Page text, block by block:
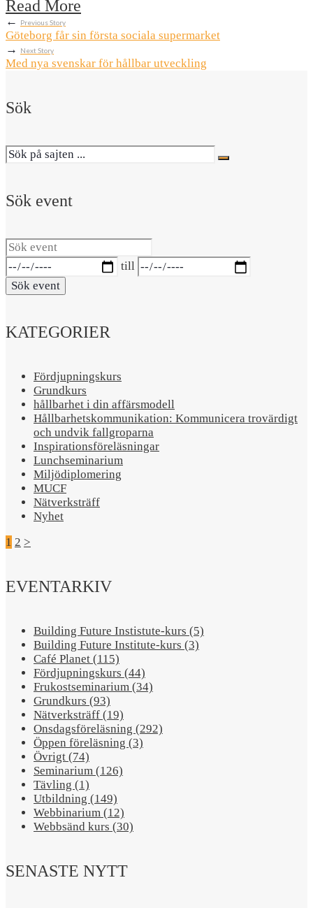
Read More
← Previous Story
Göteborg får sin första sociala supermarket
→
Next Story
Med nya svenskar för hållbar utveckling
Sök
Sök event
Sök
event
Datumintervall:
till
Sök event
KATEGORIER
Fördjupningskurs
Grundkurs
hållbarhet i din affärsmodell
Hållbarhetskommunikation: Kommunicera trovärdigt
och undvik fallgroparna​
Inspirationsföreläsningar
Lunchseminarium
Miljödiplomering
MUCF
Nätverksträff
Nyhet
1 2 >
EVENTARKIV
Building Future Instistute-kurs (5)
Building Future Institute-kurs (3)
Café Planet (115)
Fördjupningskurs (44)
Frukostseminarium (34)
Grundkurs (93)
Nätverksträff (19)
Onsdagsföreläsning (292)
Öppen föreläsning (3)
Övrigt (74)
Seminarium (126)
Tävling (1)
Utbildning (149)
Webbinarium (12)
Webbsänd kurs (30)
SENASTE NYTT